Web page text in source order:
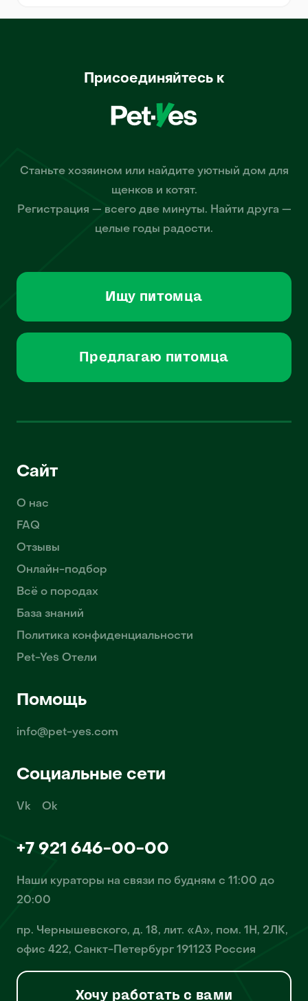
Присоединяйтесь к
Станьте хозяином или найдите уютный дом для
щенков и котят.
Регистрация — всего две минуты. Найти друга —
целые годы радости.
Ищу питомца
Предлагаю питомца
Сайт
О нас
FAQ
Отзывы
Онлайн-подбор
Всё о породах
База знаний
Политика конфиденциальности
Pet-Yes Отели
Помощь
info@pet-yes.com
Социальные сети
Vk Ok
+7 921 646-00-00
Наши кураторы на связи по будням с 11:00 до
20:00
пр. Чернышевского, д. 18, лит. «А», пом. 1Н, 2ЛК,
офис 422, Санкт-Петербург 191123 Россия
Хочу работать с вами